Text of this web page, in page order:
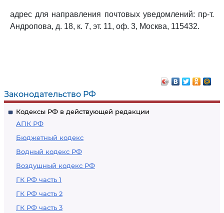
Законодательство РФ
Кодексы РФ в действующей редакции
АПК РФ
Бюджетный кодекс
Водный кодекс РФ
Воздушный кодекс РФ
ГК РФ часть 1
ГК РФ часть 2
ГК РФ часть 3
адрес для направления почтовых уведомлений: пр-т.
Андропова, д. 18, к. 7, эт. 11, оф. 3, Москва, 115432.